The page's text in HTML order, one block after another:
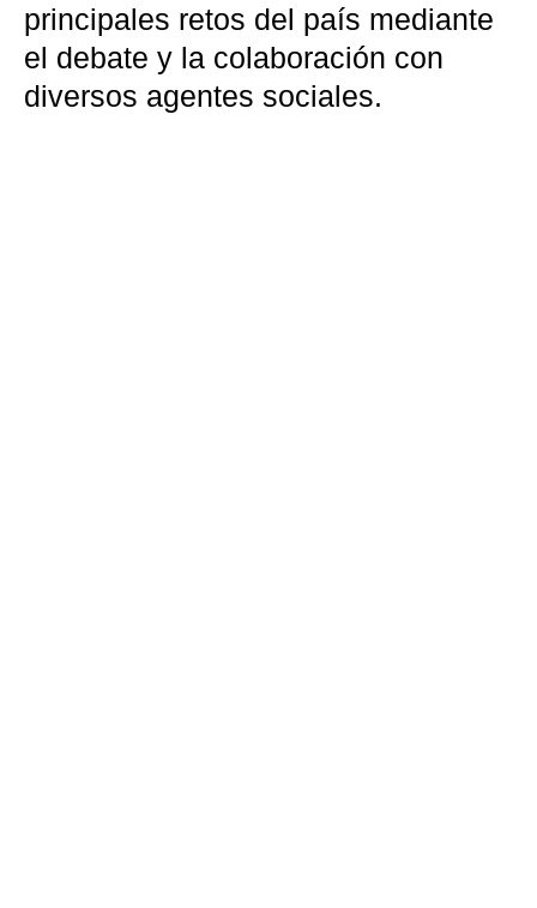
principales retos del país mediante
el debate y la colaboración con
diversos agentes sociales.